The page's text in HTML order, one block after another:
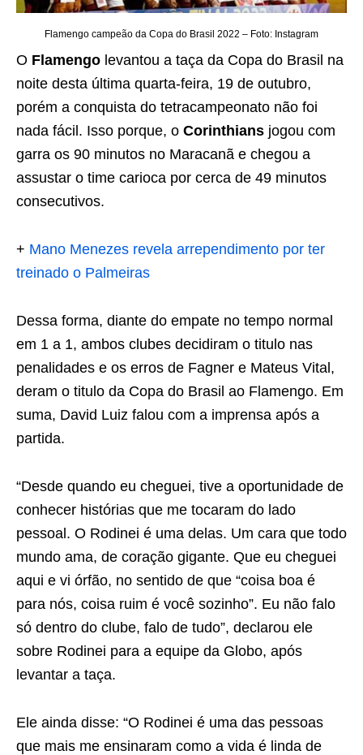
Flamengo campeão da Copa do Brasil 2022 – Foto: Instagram
O Flamengo levantou a taça da Copa do Brasil na
noite desta última quarta-feira, 19 de outubro,
porém a conquista do tetracampeonato não foi
nada fácil. Isso porque, o Corinthians jogou com
garra os 90 minutos no Maracanã e chegou a
assustar o time carioca por cerca de 49 minutos
consecutivos.
+ Mano Menezes revela arrependimento por ter
treinado o Palmeiras
Dessa forma, diante do empate no tempo normal
em 1 a 1, ambos clubes decidiram o titulo nas
penalidades e os erros de Fagner e Mateus Vital,
deram o titulo da Copa do Brasil ao Flamengo. Em
suma, David Luiz falou com a imprensa após a
partida.
“Desde quando eu cheguei, tive a oportunidade de
conhecer histórias que me tocaram do lado
pessoal. O Rodinei é uma delas. Um cara que todo
mundo ama, de coração gigante. Que eu cheguei
aqui e vi órfão, no sentido de que “coisa boa é
para nós, coisa ruim é você sozinho”. Eu não falo
só dentro do clube, falo de tudo”, declarou ele
sobre Rodinei para a equipe da Globo, após
levantar a taça.
Ele ainda disse: “O Rodinei é uma das pessoas
que mais me ensinaram como a vida é linda de